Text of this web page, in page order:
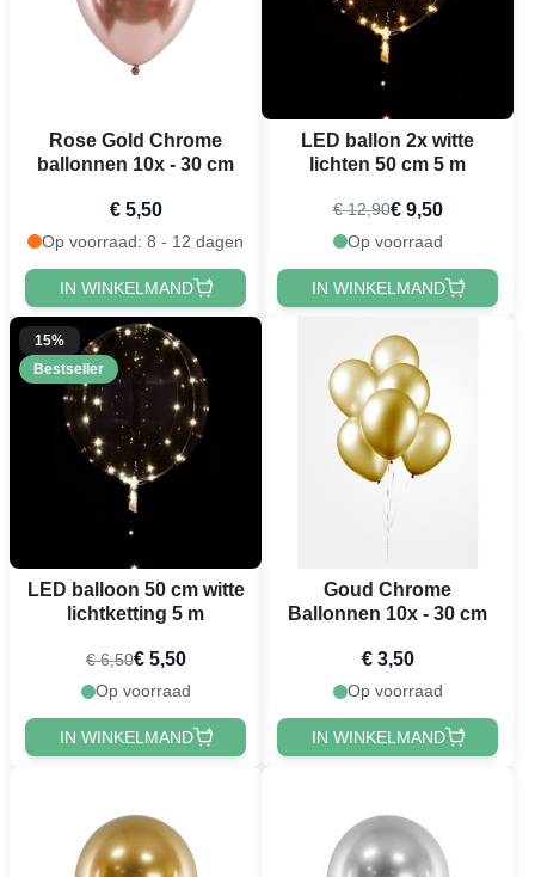
Rose Gold Chrome
ballonnen 10x - 30 cm
€ 5,50
Op voorraad: 8 - 12 dagen
IN WINKELMAND
LED ballon 2x witte
lichten 50 cm 5 m
€ 12,90€ 9,50
Op voorraad
IN WINKELMAND
15%
Bestseller
LED balloon 50 cm witte
lichtketting 5 m
€ 6,50€ 5,50
Op voorraad
IN WINKELMAND
Goud Chrome
Ballonnen 10x - 30 cm
€ 3,50
Op voorraad
IN WINKELMAND